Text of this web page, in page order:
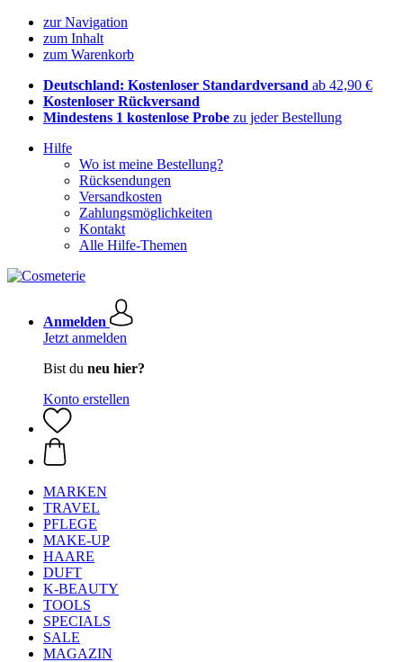
zur Navigation
zum Inhalt
zum Warenkorb
Deutschland: Kostenloser Standardversand ab 42,90 €
Kostenloser Rückversand
Mindestens 1 kostenlose Probe zu jeder Bestellung
Hilfe
Wo ist meine Bestellung?
Rücksendungen
Versandkosten
Zahlungsmöglichkeiten
Kontakt
Alle Hilfe-Themen
Anmelden
Jetzt anmelden
Bist du neu hier?
Konto erstellen
MARKEN
TRAVEL
PFLEGE
MAKE-UP
HAARE
DUFT
K-BEAUTY
TOOLS
SPECIALS
SALE
MAGAZIN